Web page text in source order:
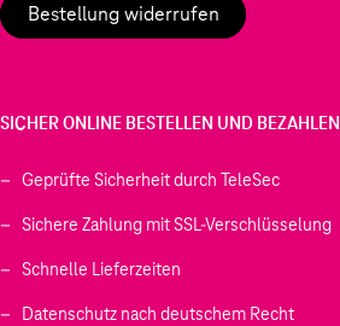
Bestellung widerrufen
SICHER ONLINE BESTELLEN UND BEZAHLEN
Geprüfte Sicherheit durch TeleSec
Sichere Zahlung mit SSL-Verschlüsselung
Schnelle Lieferzeiten
Datenschutz nach deutschem Recht